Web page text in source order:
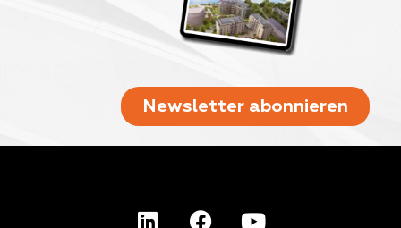
Newsletter abonnieren